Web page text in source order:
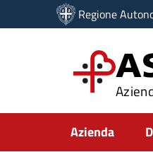
Vai ai contenuti
Vai al menu di
Regione
Submenu
Azienda